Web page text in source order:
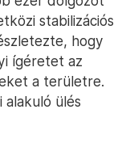
stabilizációs
hogy
ígéretet az
a területre.
ülés